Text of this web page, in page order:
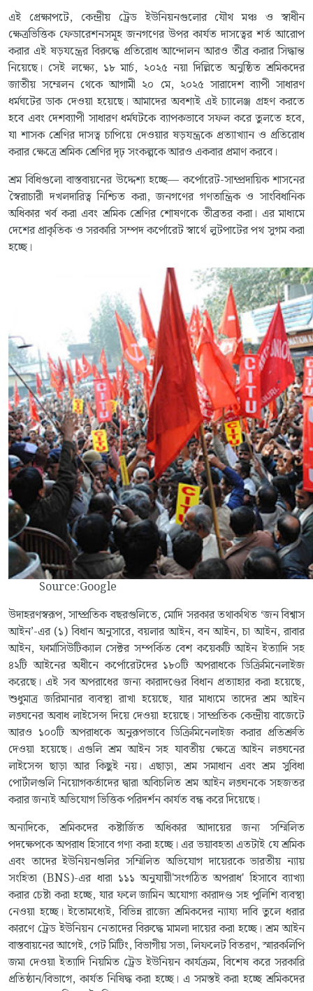
এই প্রেক্ষাপটে, কেন্দ্রীয় ট্রেড ইউনিয়নগুলোর যৌথ মঞ্চ ও স্বাধীন
ক্ষেত্রভিত্তিক ফেডারেশনসমূহ জনগণের উপর কার্যত দাসত্বের শর্ত আরোপ
করার এই ষড়যন্ত্রের বিরুদ্ধে প্রতিরোধ আন্দোলন আরও তীব্র করার সিদ্ধান্ত
নিয়েছে। সেই লক্ষ্যে, ১৮ মার্চ, ২০২৫ নয়া দিল্লিতে অনুষ্ঠিত শ্রমিকদের
জাতীয় সম্মেলন থেকে আগামী ২০ মে, ২০২৫ সারাদেশ ব্যাপী সাধারণ
ধর্মঘটের ডাক দেওয়া হয়েছে। আমাদের অবশ্যই এই চ্যালেঞ্জ গ্রহণ করতে
হবে এবং দেশব্যাপী সাধারণ ধর্মঘটকে ব্যাপকভাবে সফল করে তুলতে হবে,
যা শাসক শ্রেণির দাসত্ব চাপিয়ে দেওয়ার ষড়যন্ত্রকে প্রত্যাখ্যান ও প্রতিরোধ
করার ক্ষেত্রে শ্রমিক শ্রেণির দৃঢ় সংকল্পকে আরও একবার প্রমাণ করবে।
শ্রম বিধিগুলো বাস্তবায়নের উদ্দেশ্য হচ্ছে— কর্পোরেট-সাম্প্রদায়িক শাসনের
স্বৈরাচারী দখলদারিত্ব নিশ্চিত করা, জনগণের গণতান্ত্রিক ও সাংবিধানিক
অধিকার খর্ব করা এবং শ্রমিক শ্রেণির শোষণকে তীব্রতর করা। এর মাধ্যমে
দেশের প্রাকৃতিক ও সরকারি সম্পদ কর্পোরেট স্বার্থে লুটপাটের পথ সুগম করা
হচ্ছে।
Source:Google
উদাহরণস্বরূপ, সাম্প্রতিক বছরগুলিতে, মোদি সরকার তথাকথিত ‘জন বিশ্বাস
আইন’-এর (১) বিধান অনুসারে, বয়লার আইন, বন আইন, চা আইন, রাবার
আইন, ফার্মাসিউটিক্যাল সেক্টর সম্পর্কিত বেশ কয়েকটি আইন ইত্যাদি সহ
৪২টি আইনের অধীনে কর্পোরেটদের ১৮০টি অপরাধকে ডিক্রিমিনেলাইজ
করেছে। এই সব অপরাধের জন্য কারাদণ্ডের বিধান প্রত্যাহার করা হয়েছে,
শুধুমাত্র জরিমানার ব্যবস্থা রাখা হয়েছে, যার মাধ্যমে তাদের শ্রম আইন
লঙ্ঘনের অবাধ লাইসেন্স দিয়ে দেওয়া হয়েছে। সাম্প্রতিক কেন্দ্রীয় বাজেটে
আরও ১০০টি অপরাধকে অনুরূপভাবে ডিক্রিমিনেলাইজ করার প্রতিশ্রুতি
দেওয়া হয়েছে। এগুলি শ্রম আইন সহ যাবতীয় ক্ষেত্রে আইন লঙ্ঘনের
লাইসেন্স ছাড়া আর কিছুই নয়। এছাড়া, শ্রম সমাধান এবং শ্রম সুবিধা
পোর্টালগুলি নিয়োগকর্তাদের দ্বারা অবিচলিত শ্রম আইন লঙ্ঘনকে সহজতর
করার জন্যই অভিযোগ ভিত্তিক পরিদর্শন কার্যত বন্ধ করে দিয়েছে।
অন্যদিকে, শ্রমিকদের কষ্টার্জিত অধিকার আদায়ের জন্য সম্মিলিত
পদক্ষেপকে অপরাধ হিসাবে গণ্য করা হচ্ছে। এর ভয়াবহতা এতটাই যে শ্রমিক
এবং তাদের ইউনিয়নগুলির সম্মিলিত অভিযোগ দায়েরকে ভারতীয় ন্যায়
সংহিতা (BNS)-এর ধারা ১১১ অনুযায়ী'সংগঠিত অপরাধ' হিসাবে ব্যাখ্যা
করার চেষ্টা করা হচ্ছে, যার ফলে জামিন অযোগ্য কারাদণ্ড সহ পুলিশি ব্যবস্থা
নেওয়া হচ্ছে। ইতোমধ্যেই, বিভিন্ন রাজ্যে শ্রমিকদের ন্যায্য দাবি তুলে ধরার
কারণে ট্রেড ইউনিয়ন নেতাদের বিরুদ্ধে মামলা দায়ের করা হচ্ছে। শ্রম আইন
বাস্তবায়নের আগেই, গেট মিটিং, বিভাগীয় সভা, লিফলেট বিতরণ, স্মারকলিপি
জমা দেওয়া ইত্যাদি নিয়মিত ট্রেড ইউনিয়ন কার্যক্রম, বিশেষ করে সরকারি
প্রতিষ্ঠান/বিভাগে, কার্যত নিষিদ্ধ করা হচ্ছে। এ সমস্তই করা হচ্ছে শ্রমিকদের